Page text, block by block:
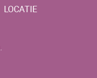
LOCATIE